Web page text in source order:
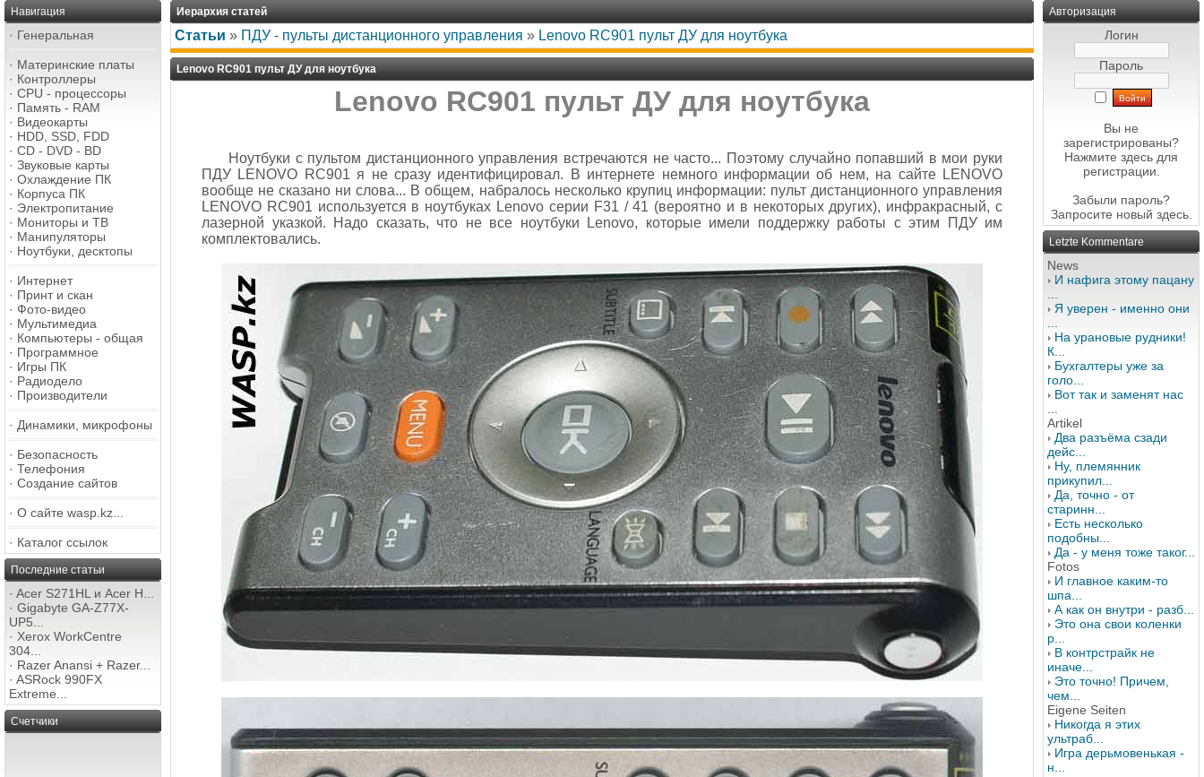
Навигация
· Генеральная
· Материнские платы
· Контроллеры
· CPU - процессоры
· Память - RAM
· Видеокарты
· HDD, SSD, FDD
· CD - DVD - BD
· Звуковые карты
· Охлаждение ПК
· Корпуса ПК
· Электропитание
· Мониторы и ТВ
· Манипуляторы
· Ноутбуки, десктопы
· Интернет
· Принт и скан
· Фото-видео
· Мультимедиа
· Компьютеры - общая
· Программное
· Игры ПК
· Радиодело
· Производители
· Динамики, микрофоны
· Безопасность
· Телефония
· Создание сайтов
· О сайте wasp.kz...
· Каталог ссылок
Последние статьи
· Acer S271HL и Acer H...
· Gigabyte GA-Z77X-
UP5...
· Xerox WorkCentre
304...
· Razer Anansi + Razer...
· ASRock 990FX
Extreme...
Счетчики
Иерархия статей
Статьи » ПДУ - пульты дистанционного управления » Lenovo RC901 пульт ДУ для ноутбука
Lenovo RC901 пульт ДУ для ноутбука
Lenovo RC901 пульт ДУ для ноутбука
Ноутбуки с пультом дистанционного управления встречаются не часто... Поэтому случайно попавший в мои руки
ПДУ LENOVO RC901 я не сразу идентифицировал. В интернете немного информации об нем, на сайте LENOVO
вообще не сказано ни слова... В общем, набралось несколько крупиц информации: пульт дистанционного управления
LENOVO RC901 используется в ноутбуках Lenovo серии F31 / 41 (вероятно и в некоторых других), инфракрасный, с
лазерной указкой. Надо сказать, что не все ноутбуки Lenovo, которые имели поддержку работы с этим ПДУ им
комплектовались.
Авторизация
Логин
Пароль
Вы не
зарегистрированы?
Нажмите здесь для
регистрации.
Забыли пароль?
Запросите новый здесь.
Letzte Kommentare
News
И нафига этому пацану
Я уверен - именно они
На урановые рудники!
К...
Бухгалтеры уже за
голо...
Вот так и заменят нас
Artikel
Два разъёма сзади
дейс...
Ну, племянник
прикупил...
Да, точно - от
старинн...
Есть несколько
подобны...
Да - у меня тоже таког...
Fotos
И главное каким-то
шпа...
А как он внутри - разб...
Это она свои коленки
р...
В контрстрайк не
иначе...
Это точно! Причем,
чем...
Eigene Seiten
Никогда я этих
ультраб...
Игра дерьмовенькая -
н...